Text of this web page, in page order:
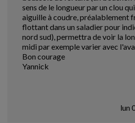
sens de le longueur par un clou
aiguille à coudre, préalablement
flottant dans un saladier pour
nord sud), permettra de voir la
midi par exemple varier avec
Bon courage
Yannick
lun